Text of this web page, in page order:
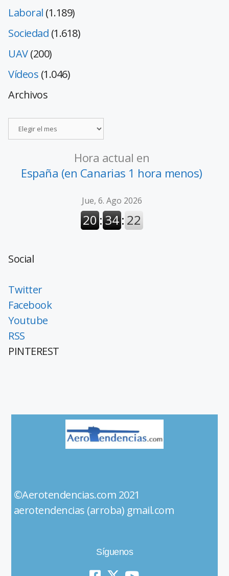
Laboral (1.189)
Sociedad (1.618)
UAV(200)
Vídeos (1.046)
Archivos
Hora actual en
España (en Canarias 1 hora menos)
Social
Twitter
Facebook
Youtube
RSS
PINTEREST
©Aerotendencias.com 2021
aerotendencias (arroba) gmail.com
Síguenos